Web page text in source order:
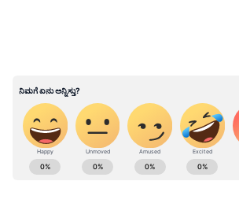
ಯುಜಿಡಿ (ಒಳಚರಂಡಿ) ಯೋಜನೆಗೆ
ಬಿಡುಗಡೆಯಾಗಲಿದೆ ಎಂದು ಭರವಸೆ
ABOUT THE AUTHOR